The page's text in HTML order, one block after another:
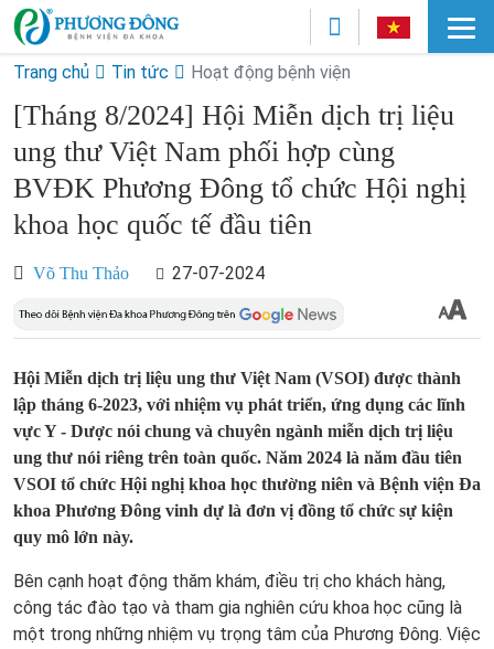
Trang chủ Tin tức Hoạt động bệnh viện
[Tháng 8/2024] Hội Miễn dịch trị liệu
ung thư Việt Nam phối hợp cùng
BVĐK Phương Đông tổ chức Hội nghị
khoa học quốc tế đầu tiên
Võ Thu Thảo 27-07-2024
Hội Miễn dịch trị liệu ung thư Việt Nam (VSOI) được thành
lập tháng 6-2023, với nhiệm vụ phát triển, ứng dụng các lĩnh
vực Y - Dược nói chung và chuyên ngành miễn dịch trị liệu
ung thư nói riêng trên toàn quốc. Năm 2024 là năm đầu tiên
VSOI tổ chức Hội nghị khoa học thường niên và Bệnh viện Đa
khoa Phương Đông vinh dự là đơn vị đồng tổ chức sự kiện
quy mô lớn này.
Bên cạnh hoạt động thăm khám, điều trị cho khách hàng,
công tác đào tạo và tham gia nghiên cứu khoa học cũng là
một trong những nhiệm vụ trọng tâm của Phương Đông. Việc